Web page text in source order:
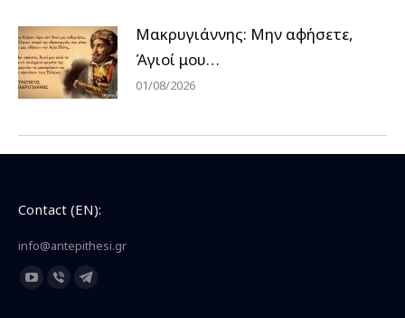
Μακρυγιάννης: Μην αφήσετε,
Άγιοί μου…
01/08/2026
Contact (EN):
info@antepithesi.gr
Find us on:
YouTubeViberTelegram